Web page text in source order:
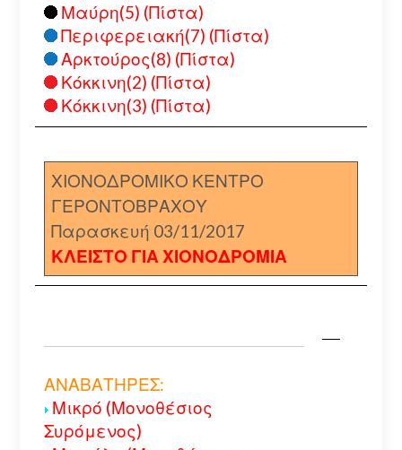
Μαύρη(5) (Πίστα)
Περιφερειακή(7) (Πίστα)
Αρκτούρος(8) (Πίστα)
Κόκκινη(2) (Πίστα)
Κόκκινη(3) (Πίστα)
ΧΙΟΝΟΔΡΟΜΙΚΟ ΚΕΝΤΡΟ
ΓΕΡΟΝΤΟΒΡΑΧΟΥ
Παρασκευή 03/11/2017
ΚΛΕΙΣΤΟ ΓΙΑ ΧΙΟΝΟΔΡΟΜΙΑ
ΑΝΑΒΑΤΗΡΕΣ:
Μικρό (Μονοθέσιος
Συρόμενος)